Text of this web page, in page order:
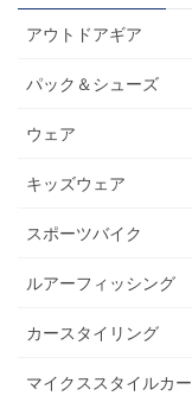
アウトドアギア
パック＆シューズ
ウェア
キッズウェア
スポーツバイク
ルアーフィッシング
カースタイリング
マイクススタイルカー